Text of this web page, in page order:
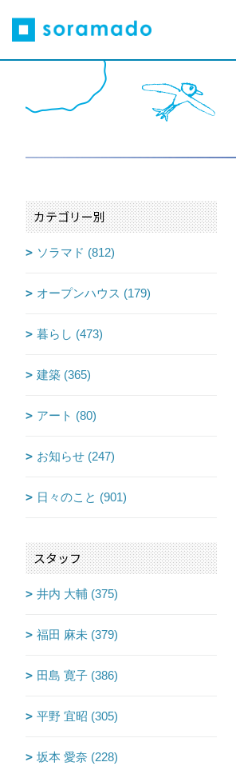
カテゴリー別
ソラマド (812)
オープンハウス (179)
暮らし (473)
建築 (365)
アート (80)
お知らせ (247)
日々のこと (901)
スタッフ
井内 大輔 (375)
福田 麻未 (379)
田島 寛子 (386)
平野 宜昭 (305)
坂本 愛奈 (228)